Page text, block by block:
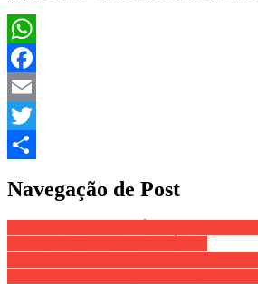
WhatsApp
Facebook
Email
Twitter
Navegação de Post